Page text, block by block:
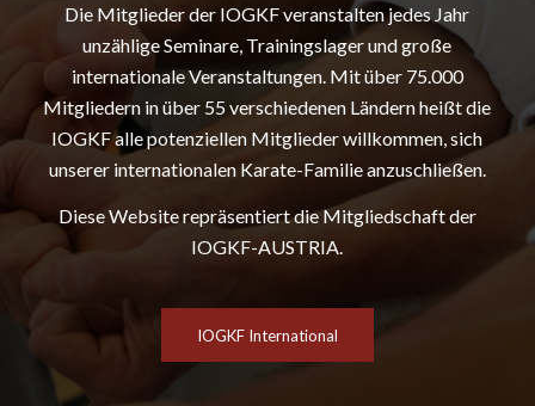
Die Mitglieder der IOGKF veranstalten jedes Jahr
unzählige Seminare, Trainingslager und große
internationale Veranstaltungen. Mit über 75.000
Mitgliedern in über 55 verschiedenen Ländern heißt die
IOGKF alle potenziellen Mitglieder willkommen, sich
unserer internationalen Karate-Familie anzuschließen.
Diese Website repräsentiert die Mitgliedschaft der
IOGKF-AUSTRIA.
IOGKF International